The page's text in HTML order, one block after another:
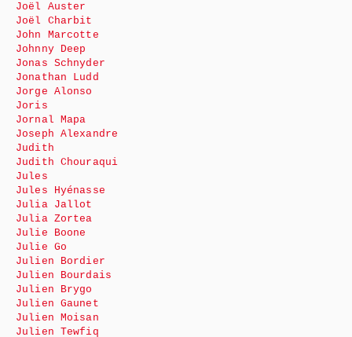
Joël Auster
Joël Charbit
John Marcotte
Johnny Deep
Jonas Schnyder
Jonathan Ludd
Jorge Alonso
Joris
Jornal Mapa
Joseph Alexandre
Judith
Judith Chouraqui
Jules
Jules Hyénasse
Julia Jallot
Julia Zortea
Julie Boone
Julie Go
Julien Bordier
Julien Bourdais
Julien Brygo
Julien Gaunet
Julien Moisan
Julien Tewfiq